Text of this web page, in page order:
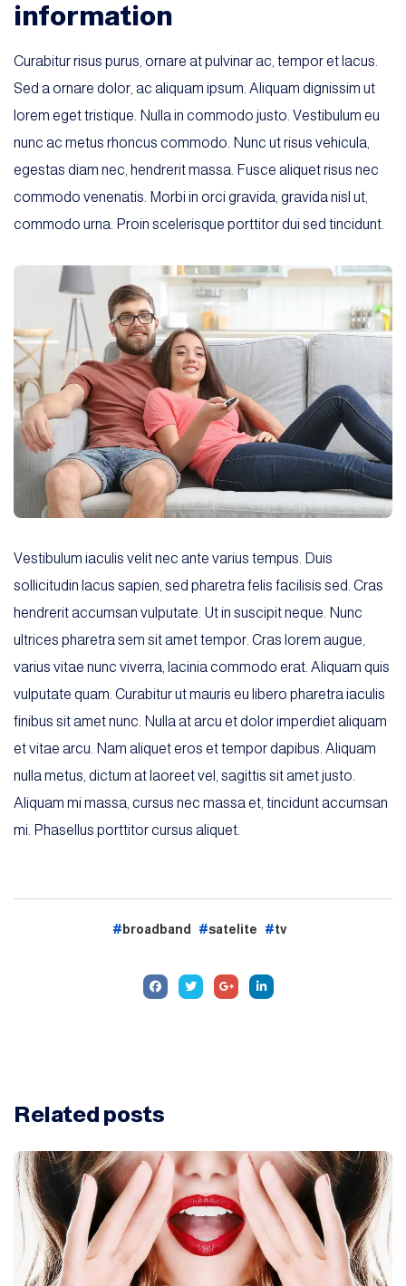
information
Curabitur risus purus, ornare at pulvinar ac, tempor et lacus.
Sed a ornare dolor, ac aliquam ipsum. Aliquam dignissim ut
lorem eget tristique. Nulla in commodo justo. Vestibulum eu
nunc ac metus rhoncus commodo. Nunc ut risus vehicula,
egestas diam nec, hendrerit massa. Fusce aliquet risus nec
commodo venenatis. Morbi in orci gravida, gravida nisl ut,
commodo urna. Proin scelerisque porttitor dui sed tincidunt.
Vestibulum iaculis velit nec ante varius tempus. Duis
sollicitudin lacus sapien, sed pharetra felis facilisis sed. Cras
hendrerit accumsan vulputate. Ut in suscipit neque. Nunc
ultrices pharetra sem sit amet tempor. Cras lorem augue,
varius vitae nunc viverra, lacinia commodo erat. Aliquam quis
vulputate quam. Curabitur ut mauris eu libero pharetra iaculis
finibus sit amet nunc. Nulla at arcu et dolor imperdiet aliquam
et vitae arcu. Nam aliquet eros et tempor dapibus. Aliquam
nulla metus, dictum at laoreet vel, sagittis sit amet justo.
Aliquam mi massa, cursus nec massa et, tincidunt accumsan
mi. Phasellus porttitor cursus aliquet.
broadband satelite tv
Related posts